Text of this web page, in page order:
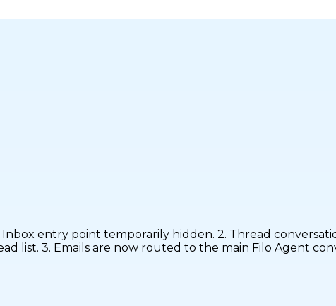
entry point temporarily hidden. 2. Thread
list. 3. Emails are now routed to the main Filo Agent